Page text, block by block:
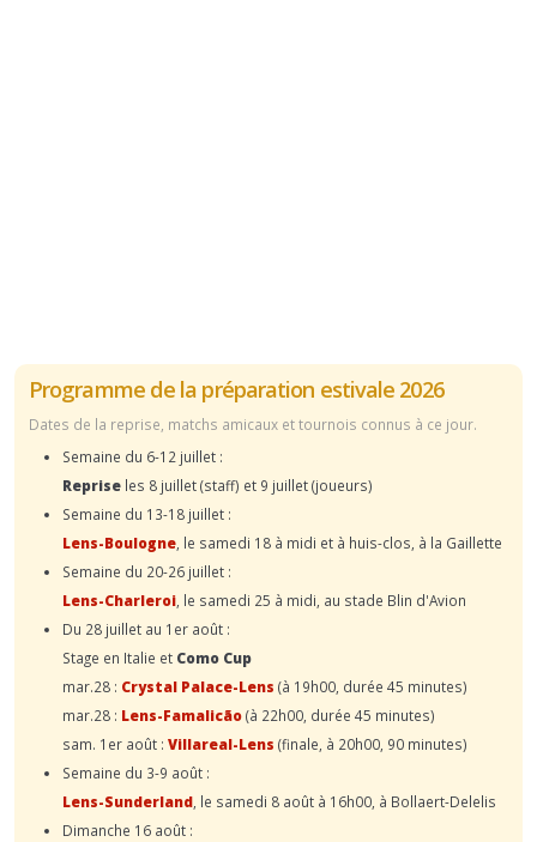
Programme de la préparation estivale 2026
Dates de la reprise, matchs amicaux et tournois connus à ce jour.
Semaine du 6-12 juillet :
Reprise les 8 juillet (staff) et 9 juillet (joueurs)
Semaine du 13-18 juillet :
Lens-Boulogne , le samedi 18 à midi et à huis-clos, à la Gaillette
Semaine du 20-26 juillet :
Lens-Charleroi , le samedi 25 à midi, au stade Blin d'Avion
Du 28 juillet au 1er août :
Stage en Italie et Como Cup
mar.28 : Crystal Palace-Lens (à 19h00, durée 45 minutes)
mar.28 : Lens-Famalicão(à 22h00, durée 45 minutes)
sam. 1er août : Villareal-Lens (finale, à 20h00, 90 minutes)
Semaine du 3-9 août :
Lens-Sunderland , le samedi 8 août à 16h00, à Bollaert-Delelis
Dimanche 16 août :